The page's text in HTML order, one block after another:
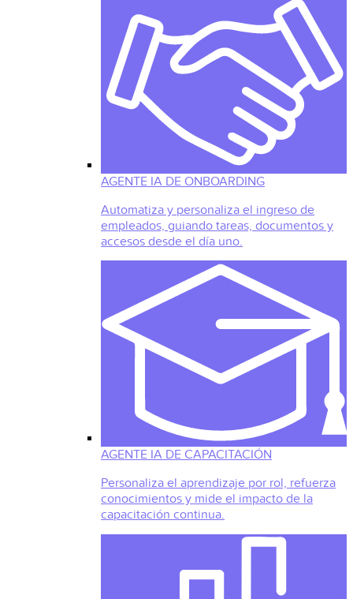
AGENTE IA DE ONBOARDING
Automatiza y personaliza el ingreso de
empleados, guiando tareas, documentos y
accesos desde el día uno.
AGENTE IA DE CAPACITACIÓN
Personaliza el aprendizaje por rol, refuerza
conocimientos y mide el impacto de la
capacitación continua.